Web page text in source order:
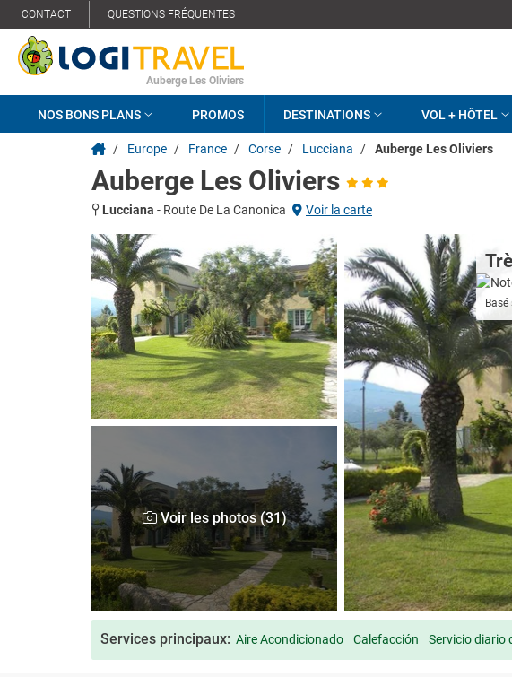
CONTACT QUESTIONS FRÉQUENTES
Auberge Les Oliviers
NOS BONS PLANS PROMOS DESTINATIONS VOL + HÔTEL
/ Europe / France / Corse / Lucciana / Auberge Les Oliviers
Auberge Les Oliviers
Lucciana - Route De La Canonica Voir la carte
Voir les photos (31)
Basé
Services principaux: Aire Acondicionado Calefacción Servicio diario